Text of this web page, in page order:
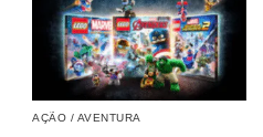
AÇÃO / AVENTURA